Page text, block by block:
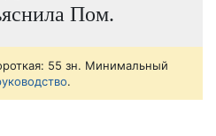
Пом.
55 зн. Минимальный
.